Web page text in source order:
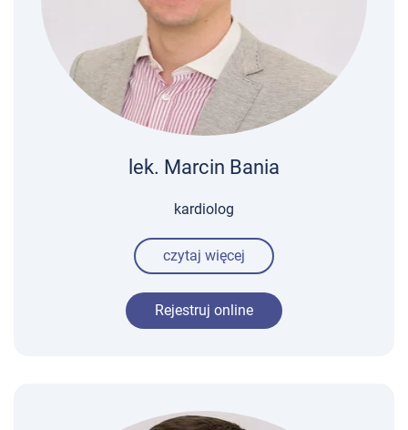
lek. Marcin Bania
kardiolog
czytaj więcej
Rejestruj online